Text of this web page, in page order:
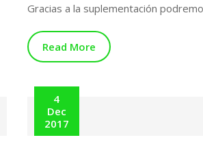
Gracias a la suplementación
Read More
4
Dec
2017